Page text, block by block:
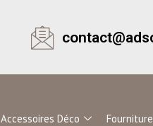
Accessoires Déco